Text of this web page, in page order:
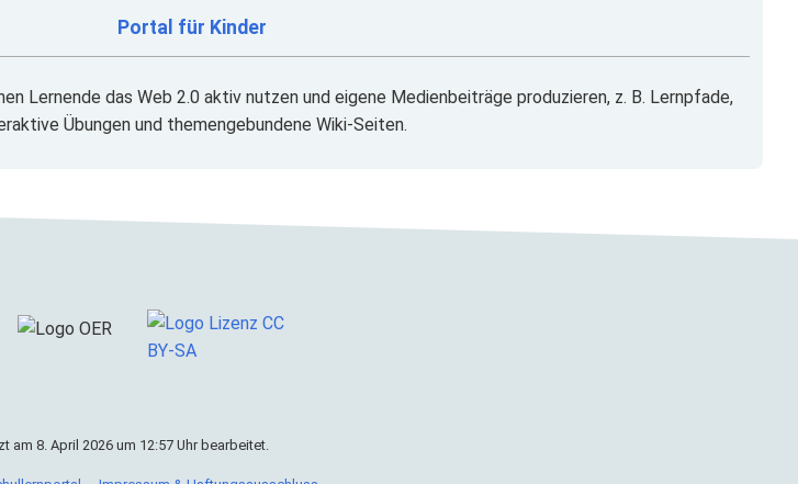
Portal für Kinder
Lernende das Web 2.0 aktiv nutzen und eigene Medienbeiträge produzieren, z. B. Lernpfade,
Übungen und themengebundene Wiki-Seiten.
am 8. April 2026 um 12:57 Uhr bearbeitet.